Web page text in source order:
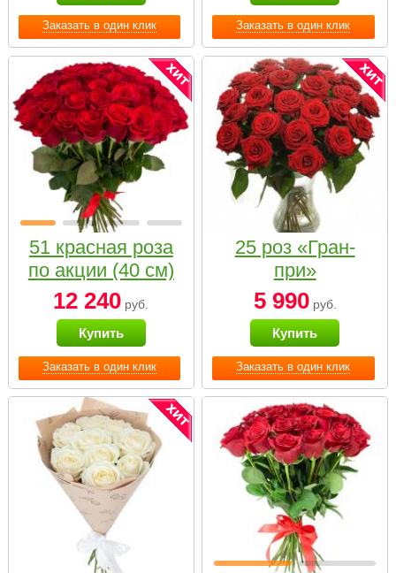
Заказать в один клик Заказать в один клик
Заказать в один клик
51 красная роза
по акции (40 см)
12 240 руб.
Купить
Заказать в один клик
25 роз «Гран-
при»
5 990руб.
Купить